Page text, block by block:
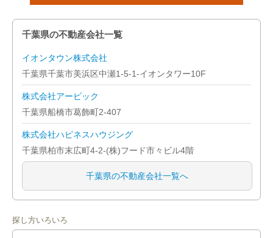
習志野市
市原市
流山市
八千代市
我孫子市
鎌ヶ谷市
君津市
千葉県の不動産会社一覧
イオンタウン株式会社
千葉県千葉市美浜区中瀬1-5-1-イオンタワー10F
株式会社アービック
千葉県船橋市葛飾町2-407
株式会社ハピネスハウジング
千葉県柏市末広町4-2-(株)フード市々ビル4階
千葉県の不動産会社一覧へ
探し方いろいろ